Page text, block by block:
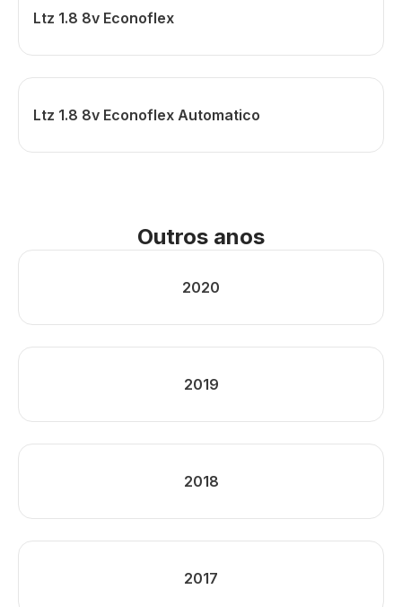
Ltz 1.8 8v Econoflex
Ltz 1.8 8v Econoflex Automatico
Outros anos
2020
2019
2018
2017